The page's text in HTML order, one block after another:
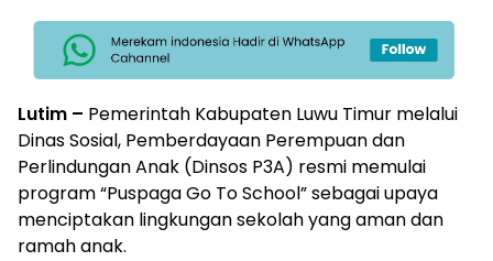
Lutim – Pemerintah Kabupaten Luwu Timur melalui
Dinas Sosial, Pemberdayaan Perempuan dan
Perlindungan Anak (Dinsos P3A) resmi memulai
program “Puspaga Go To School” sebagai upaya
menciptakan lingkungan sekolah yang aman dan
ramah anak.